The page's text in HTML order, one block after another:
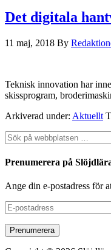
Det digitala
11 maj, 2018 By
Teknisk innovation har
skissprogram,
Arkiverad under: Aktuellt
Prenumerera på
Ange din e-postadress för
E-
postadress